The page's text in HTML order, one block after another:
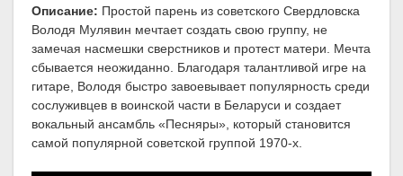
Описание: Простой парень из советского Свердловска
Володя Мулявин мечтает создать свою группу, не
замечая насмешки сверстников и протест матери. Мечта
сбывается неожиданно. Благодаря талантливой игре на
гитаре, Володя быстро завоевывает популярность среди
сослуживцев в воинской части в Беларуси и создает
вокальный ансамбль «Песняры», который становится
самой популярной советской группой 1970-х.